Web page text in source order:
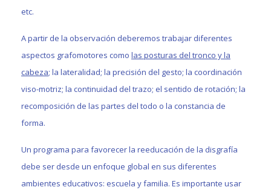
etc.
A partir de la observación deberemos trabajar diferentes
aspectos grafomotores como las posturas del tronco y la
cabeza; la lateralidad; la precisión del gesto; la coordinación
viso-motriz; la continuidad del trazo; el sentido de rotación; la
recomposición de las partes del todo o la constancia de
forma.
Un programa para favorecer la reeducación de la disgrafía
debe ser desde un enfoque global en sus diferentes
ambientes educativos: escuela y familia. Es importante usar